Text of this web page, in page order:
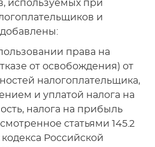
используемых при
и
права на
от освобождения) от
налогоплательщика,
и уплатой налога на
налога на прибыль
статьями 145.2
кодекса Российской